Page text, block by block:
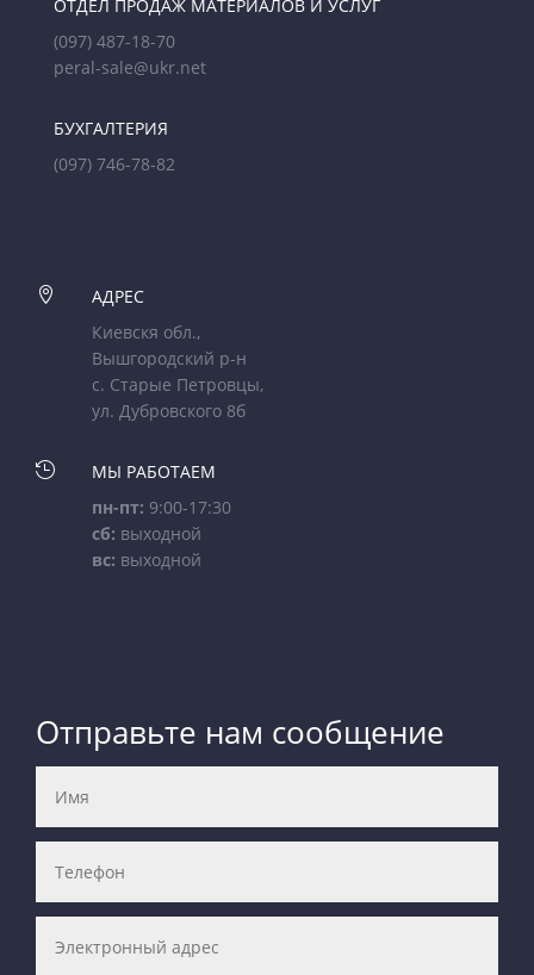
ОТДЕЛ ПРОДАЖ МАТЕРИАЛОВ И УСЛУГ
(097) 487-18-70
peral-sale@ukr.net
БУХГАЛТЕРИЯ
(097) 746-78-82

АДРЕС
Киевскя обл.,
Вышгородский р-н
с. Старые Петровцы,
ул. Дубровского 8б

МЫ РАБОТАЕМ
пн-пт: 9:00-17:30
сб: выходной
вс: выходной
Отправьте нам сообщение